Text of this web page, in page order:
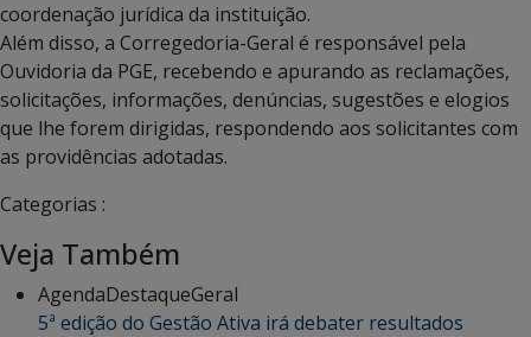
coordenação jurídica da instituição.
Além disso, a Corregedoria-Geral é responsável pela
Ouvidoria da PGE, recebendo e apurando as reclamações,
solicitações, informações, denúncias, sugestões e elogios
que lhe forem dirigidas, respondendo aos solicitantes com
as providências adotadas.
Categorias :
Veja Também
AgendaDestaqueGeral
5ª edição do Gestão Ativa irá debater resultados